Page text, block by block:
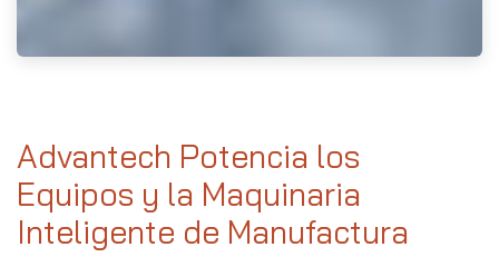
Advantech Potencia los
Equipos y la Maquinaria
Inteligente de Manufactura